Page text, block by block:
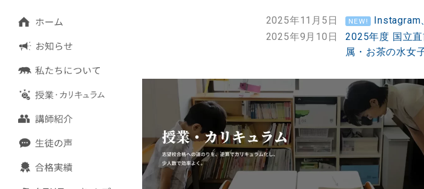
2025年11月5日 NEW!
Instagram
2025年9月10日
2025年度 国立
属・お茶の水女